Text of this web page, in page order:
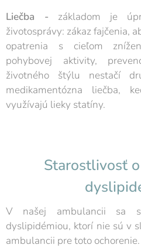
Liečba - základom je
životosprávy: zákaz fajčenia,
opatrenia s cieľom
pohybovej aktivity,
životného štýlu nestačí
medikamentózna liečba,
využívajú lieky statíny.
Starostlivosť
V našej ambulancii sa
dyslipidémiou, ktorí nie sú v
ambulancii pre toto ochorenie.